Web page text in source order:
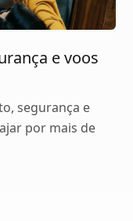
e voos
segurança e
por mais de